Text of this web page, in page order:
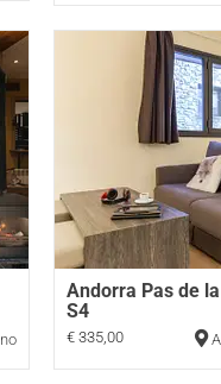
Andorra Pas de
S4
€ 335,00